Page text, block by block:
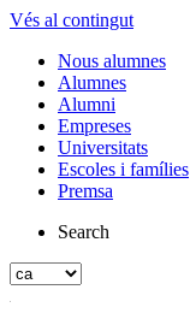
Vés al contingut
Nous alumnes
Alumnes
Alumni
Empreses
Universitats
Escoles i famílies
Premsa
Search